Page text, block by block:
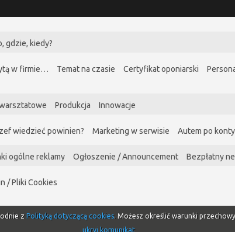
gdzie, kiedy?
w firmie… Temat na czasie Certyfikat oponiarski
Produkcja Innowacje
wiedzieć powinien? Marketing w serwisie Autem po
ogólne reklamy Ogłoszenie / Announcement Bezpłatny
/ Pliki Cookies
z Polityką dotyczącą cookies. Możesz określić warunki
ukryj komunikat